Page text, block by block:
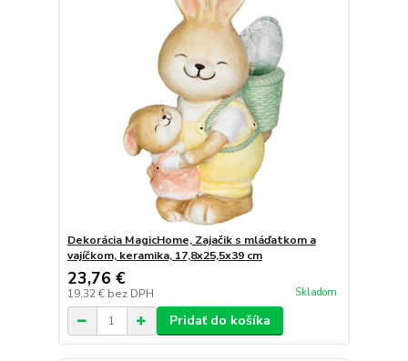
Dekorácia MagicHome, Zajačik s mláďatkom a
vajíčkom, keramika, 17,8x25,5x39 cm
23,76 €
19,32 € bez DPH Skladom
Pridať do košíka